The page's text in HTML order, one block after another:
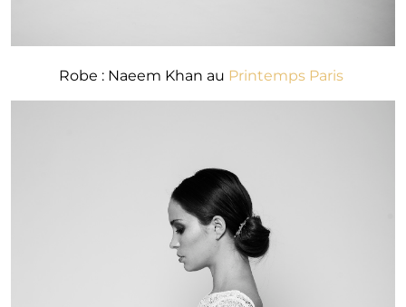
Robe : Naeem Khan au Printemps Paris